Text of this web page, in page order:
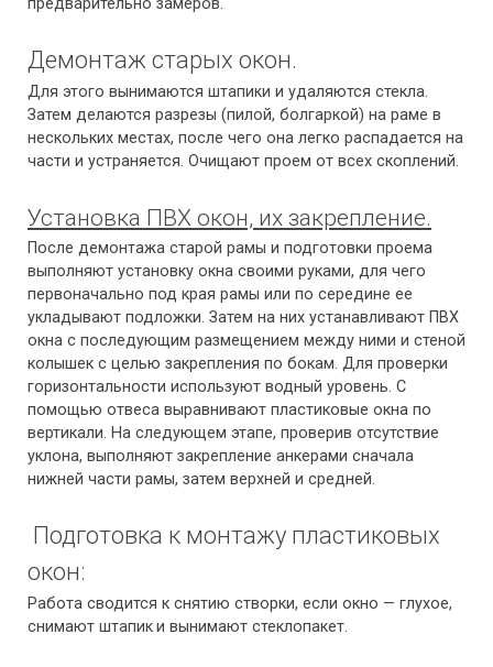
предварительно замеров.
Демонтаж старых окон.
Для этого вынимаются штапики и удаляются стекла.
Затем делаются разрезы (пилой, болгаркой) на раме в
нескольких местах, после чего она легко распадается на
части и устраняется. Очищают проем от всех скоплений.
Установка ПВХ окон, их закрепление.
После демонтажа старой рамы и подготовки проема
выполняют установку окна своими руками, для чего
первоначально под края рамы или по середине ее
укладывают подложки. Затем на них устанавливают ПВХ
окна с последующим размещением между ними и стеной
колышек с целью закрепления по бокам. Для проверки
горизонтальности используют водный уровень. С
помощью отвеса выравнивают пластиковые окна по
вертикали. На следующем этапе, проверив отсутствие
уклона, выполняют закрепление анкерами сначала
нижней части рамы, затем верхней и средней.
Подготовка к монтажу пластиковых
окон:
Работа сводится к снятию створки, если окно — глухое,
снимают штапики вынимают стеклопакет.